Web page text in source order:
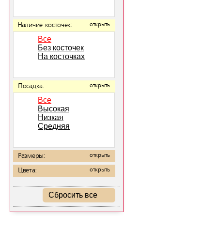
Наличие косточек: открыть
Все
Без косточек
На косточках
Посадка: открыть
Все
Высокая
Низкая
Средняя
Размеры: открыть
Цвета: открыть
Сбросить все